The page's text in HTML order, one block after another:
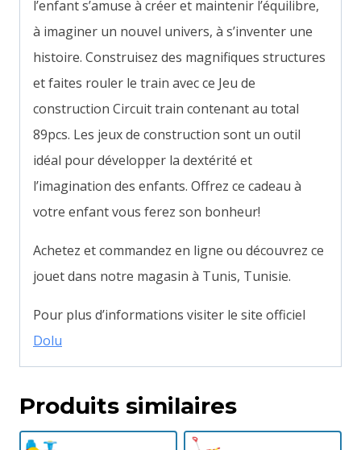
l’enfant s’amuse à créer et maintenir l’équilibre,
à imaginer un nouvel univers, à s’inventer une
histoire. Construisez des magnifiques structures
et faites rouler le train avec ce Jeu de
construction Circuit train contenant au total
89pcs. Les jeux de construction sont un outil
idéal pour développer la dextérité et
l’imagination des enfants. Offrez ce cadeau à
votre enfant vous ferez son bonheur!
Achetez et commandez en ligne ou découvrez ce
jouet dans notre magasin à Tunis, Tunisie.
Pour plus d’informations visiter le site officiel
Dolu
Produits similaires